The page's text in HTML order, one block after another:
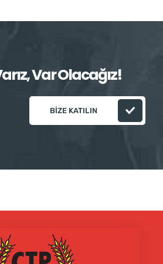
Var Olacağız!
BIZE KATILIN